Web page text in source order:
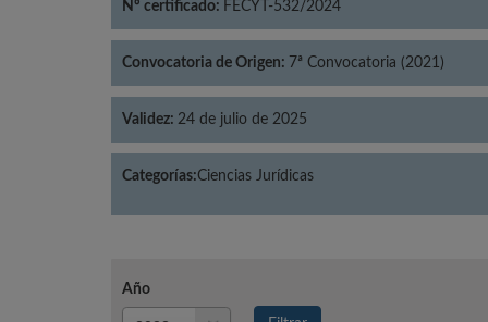
Nº certificado: FECYT-532/2024
Convocatoria de Origen: 7ª Convocatoria (2021)
Validez: 24 de julio de 2025
Categorías:Ciencias Jurídicas
Año